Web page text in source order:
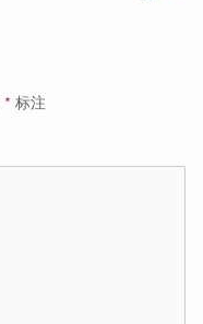
* 标注